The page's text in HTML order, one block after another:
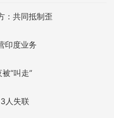
：共同抵制歪
印度业务
“叫走”
人失联